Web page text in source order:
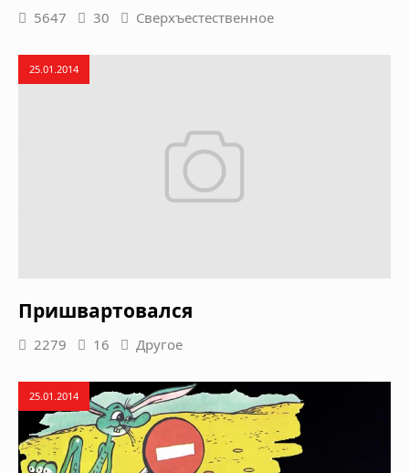
5647 30 Сверхъестественное
25.01.2014
Пришвартовался
2279 16 Другое
25.01.2014